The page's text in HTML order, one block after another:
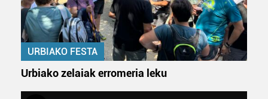
URBIAKO FESTA
Urbiako zelaiak erromeria leku